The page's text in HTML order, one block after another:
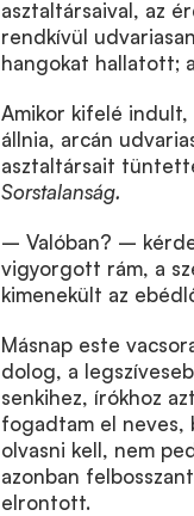
asztaltársaival, az
rendkívül
hangokat hallatott;
Amikor kifelé
állnia, arcán
asztaltársait
Sorstalanság.
– Valóban? –
vigyorgott rám, a
kimenekült az
Másnap este
dolog, a
senkihez, írókhoz
fogadtam el
olvasni kell, nem
azonban
elrontott.